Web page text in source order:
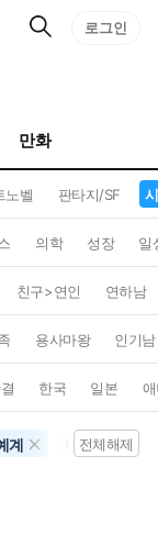
검
로그인
만화
노벨 판타지/SF
의학 성장 일
친구>연인 연하남
용사마왕 인기남
한국 일본
계 시대/역사물
전체해제